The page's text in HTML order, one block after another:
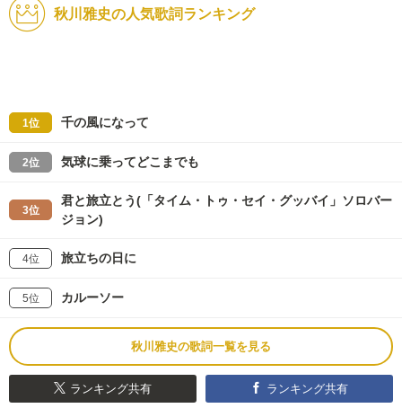
秋川雅史の人気歌詞ランキング
1位 千の風になって
2位 気球に乗ってどこまでも
3位
君と旅立とう(「タイム・トゥ・セイ・グッバイ」ソロバー
ジョン)
4位 旅立ちの日に
5位 カルーソー
秋川雅史の歌詞一覧を見る
ランキング共有 ランキング共有